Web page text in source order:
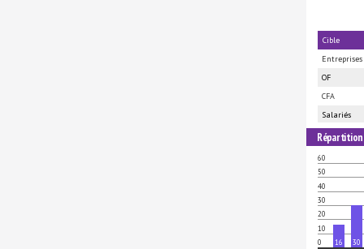
Cible
Entreprises
OF
CFA
Salariés
60
50
40
30
20
10
0
16 30